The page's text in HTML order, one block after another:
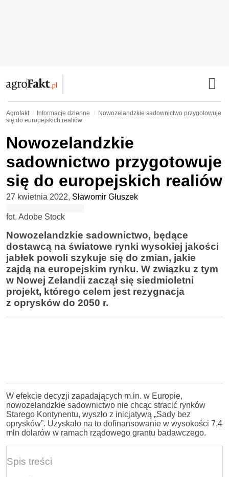
Agrofakt Informacje dzienne
Nowozelandzkie sadownictwo przygotowuje
się do europejskich realiów
Nowozelandzkie
sadownictwo przygotowuje
się do europejskich realiów
27 kwietnia 2022, Sławomir Głuszek
fot. Adobe Stock
Nowozelandzkie sadownictwo, będące
dostawcą na światowe rynki wysokiej jakości
jabłek powoli szykuje się do zmian, jakie
zajdą na europejskim rynku. W związku z tym
w Nowej Zelandii zaczął się siedmioletni
projekt, którego celem jest rezygnacja
z oprysków do 2050 r.
W efekcie decyzji zapadających m.in. w Europie,
nowozelandzkie sadownictwo nie chcąc stracić rynków
Starego Kontynentu, wyszło z inicjatywą „Sady bez
oprysków”. Uzyskało na to dofinansowanie w wysokości 7,4
mln dolarów w ramach rządowego grantu badawczego.
Spis treści